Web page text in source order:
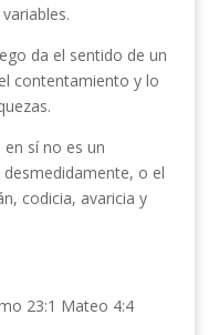
da el sentido de un
contentamiento y lo
en sí no es un
o el
codicia, avaricia y
23:1 Mateo 4:4